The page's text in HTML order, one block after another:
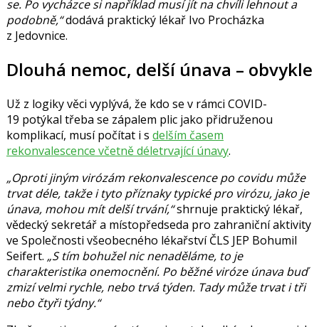
se. Po vycházce si například musí jít na chvíli lehnout a
podobně,“dodává praktický lékařIvo Procházka
z Jedovnice.
Dlouhá nemoc, delší únava – obvykle
Už z logiky věci vyplývá, že kdo se v rámci COVID-
19 potýkal třeba se zápalem plic jako přidruženou
komplikací, musí počítat i s delším časem
rekonvalescence včetně déletrvající únavy.
„Oproti jiným virózám rekonvalescence po covidu může
trvat déle, takže i tyto příznaky typické pro virózu, jako je
únava, mohou mít delší trvání,“shrnuje praktický lékař,
vědecký sekretář a místopředseda pro zahraniční aktivity
ve Společnosti všeobecného lékařství ČLS JEP Bohumil
Seifert. „S tím bohužel nic nenaděláme, to je
charakteristika onemocnění. Po běžné viróze únava buď
zmizí velmi rychle, nebo trvá týden. Tady může trvat i tři
nebo čtyři týdny.“